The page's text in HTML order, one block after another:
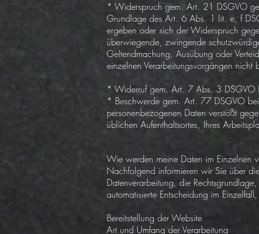
* Widerspruch gem. Art. 21 DSGVO
Grundlage des Art. 6 Abs. 1 lit. e, f
ergeben oder sich der Widerspruch
überwiegende, zwingende
Geltendmachung, Ausübung oder
einzelnen Verarbeitungsvorgängen
* Widerruf gem. Art. 7 Abs. 3 DSGVO
* Beschwerde gem. Art. 77 DSGVO
personenbezogenen Daten verstößt
üblichen Aufenthaltsortes, Ihres
Wie werden meine Daten im Einzelnen
Nachfolgend informieren wir Sie über
Datenverarbeitung, die
automatisierte Entscheidung im
Bereitstellung der Website
Art und Umfang der Verarbeitung